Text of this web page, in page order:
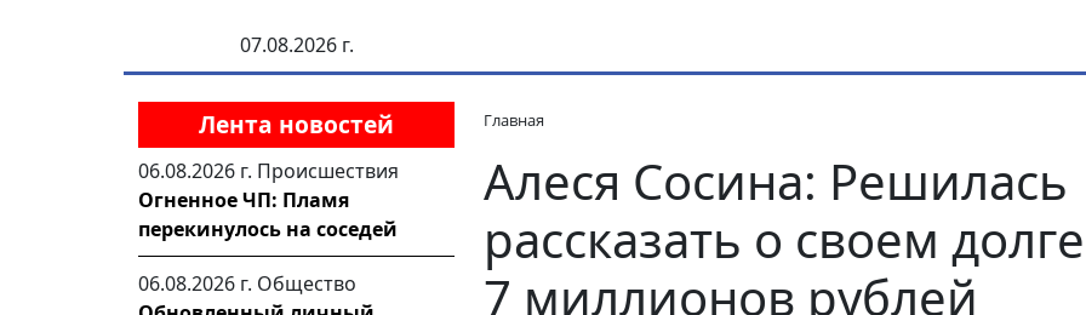
07.08.2026 г.
Лента новостей
06.08.2026 г. Происшествия
Огненное ЧП: Пламя
перекинулось на соседей
06.08.2026 г. Общество
Главная
Алеся Сосина: Решилась
рассказать о своем
7 миллионов рублей